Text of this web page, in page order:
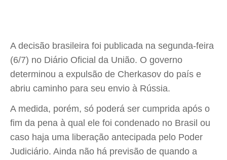
A decisão brasileira foi publicada na segunda-feira
(6/7) no Diário Oficial da União. O governo
determinou a expulsão de Cherkasov do país e
abriu caminho para seu envio à Rússia.
A medida, porém, só poderá ser cumprida após o
fim da pena à qual ele foi condenado no Brasil ou
caso haja uma liberação antecipada pelo Poder
Judiciário. Ainda não há previsão de quando a